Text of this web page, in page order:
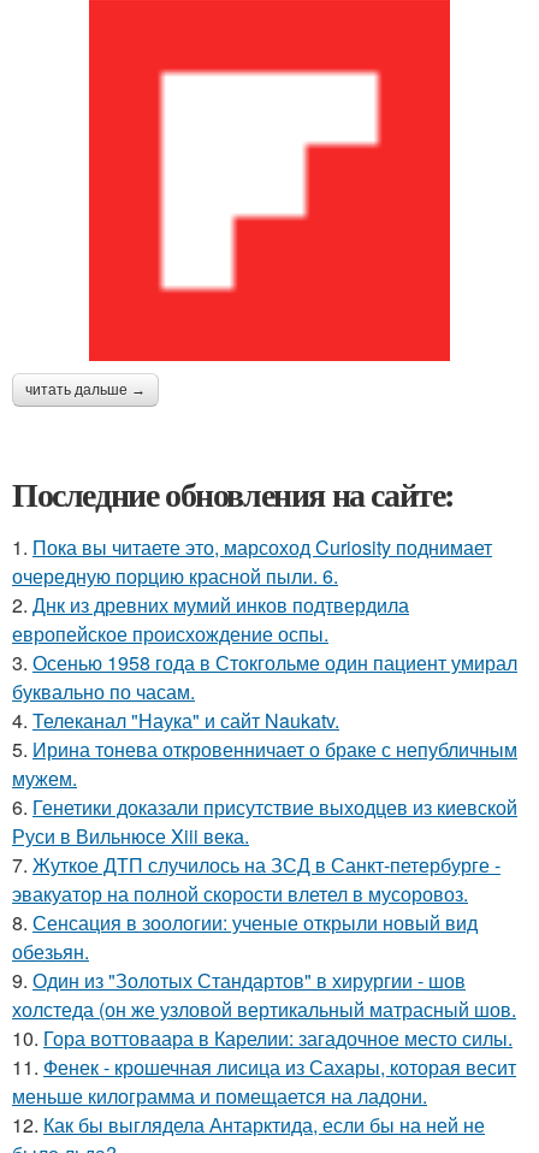
читать дальше →
Последние обновления на сайте:
1. Пока вы читаете это, марсоход Curiosity поднимает
очередную порцию красной пыли. 6.
2. Днк из древних мумий инков подтвердила
европейское происхождение оспы.
3. Осенью 1958 года в Стокгольме один пациент умирал
буквально по часам.
4. Телеканал "Наука" и сайт Naukatv.
5. Ирина тонева откровенничает о браке с непубличным
мужем.
6. Генетики доказали присутствие выходцев из киевской
Руси в Вильнюсе Xiii века.
7. Жуткое ДТП случилось на ЗСД в Санкт-петербурге -
эвакуатор на полной скорости влетел в мусоровоз.
8. Сенсация в зоологии: ученые открыли новый вид
обезьян.
9. Один из "Золотых Стандартов" в хирургии - шов
холстеда (он же узловой вертикальный матрасный шов.
10. Гора воттоваара в Карелии: загадочное место силы.
11. Фенек - крошечная лисица из Сахары, которая весит
меньше килограмма и помещается на ладони.
12. Как бы выглядела Антарктида, если бы на ней не